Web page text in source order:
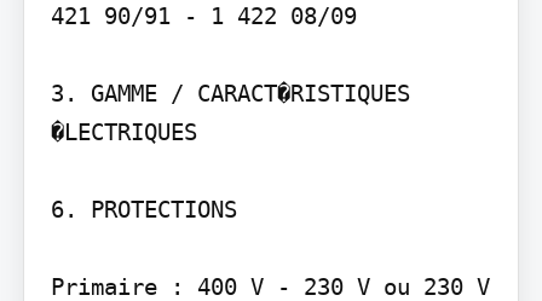
421 90/91 - 1 422 08/09
3. GAMME / CARACT�RISTIQUES
�LECTRIQUES
6. PROTECTIONS
Primaire : 400 V - 230 V ou 230 V